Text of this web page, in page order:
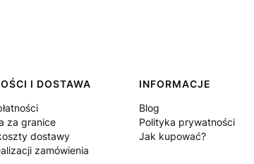
I DOSTAWA
za granice
dostawy
zamówienia
INFORMACJE
Blog
Polityka prywatności
Jak kupować?